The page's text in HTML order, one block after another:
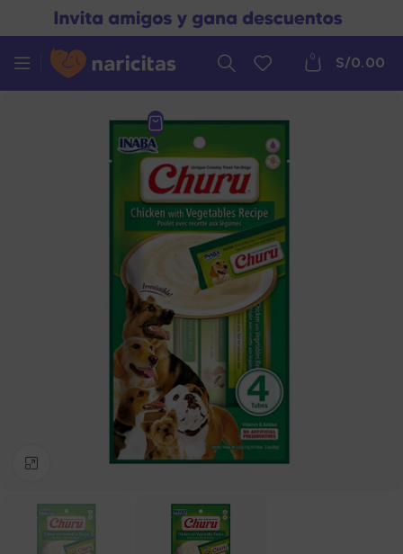
0 S/0.00
Click to enlarge